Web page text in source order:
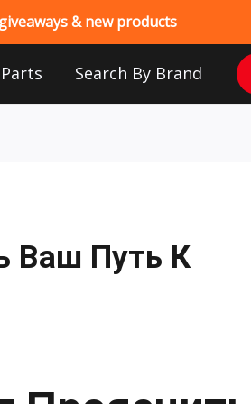
& new products
Search By Brand
Ваш Путь К